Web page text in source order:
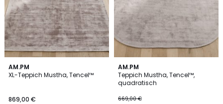
AM.PM
XL-Teppich Mustha, Tencel™
869,00 €
3,7
/ 5
2
Farben
AM.PM
Teppich Mustha, Tencel™,
quadratisch
669,00 €
5
/
5